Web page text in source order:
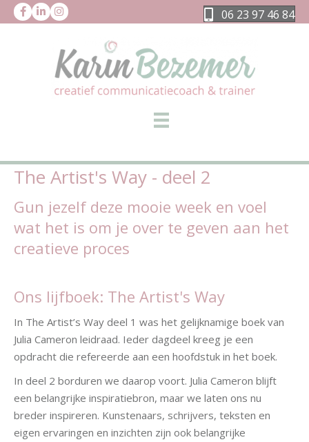
06 23 97 46 84
The Artist's Way - deel 2
Gun jezelf deze mooie week en voel
wat het is om je over te geven aan het
creatieve proces
Ons lijfboek: The Artist's Way
In The Artist’s Way deel 1 was het gelijknamige boek van
Julia Cameron leidraad. Ieder dagdeel kreeg je een
opdracht die refereerde aan een hoofdstuk in het boek.
In deel 2 borduren we daarop voort. Julia Cameron blijft
een belangrijke inspiratiebron, maar we laten ons nu
breder inspireren. Kunstenaars, schrijvers, teksten en
eigen ervaringen en inzichten zijn ook belangrijke